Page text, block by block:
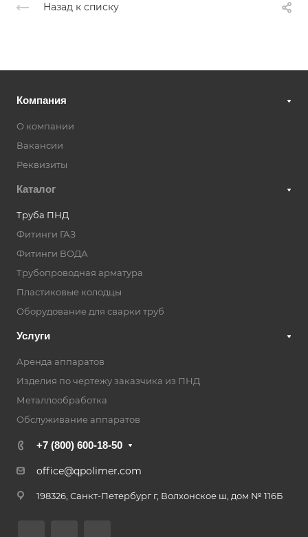
Назад к списку
Компания
О компании
Вакансии
Реквизиты
Каталог
Труба ПНД
Фитинги ГАЗ
Фитинги ВОДА
Трубопроводная арматура
Пластиковые колодцы
Оборудование для сварки труб
Услуги
Аренда аппаратов
Изделия по чертежу заказчика из ПНД
Металлообработка
Обслуживание аппаратов
+7 (800) 600-18-50
office@qpolimer.com
198326, Санкт-Петербург г, Волхонское ш, дом № 116Б